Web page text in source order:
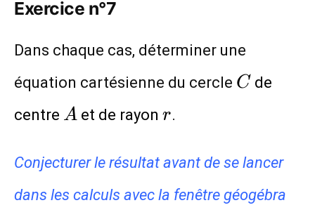
Exercice n°7
Dans chaque cas, déterminer une
équation cartésienne du cercle C
C de
centre A
A et de rayon r
r.
Conjecturer le résultat avant de se lancer
dans les calculs avec la fenêtre géogébra